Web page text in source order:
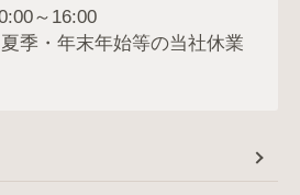
～16:00
夏季・年末年始等の当社休業